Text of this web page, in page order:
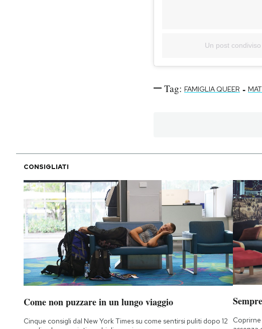
Un post
Tag: FAMIGLIA QUEER -
CONSIGLIATI
Come non puzzare in un lungo viaggio
Cinque consigli dal New York Times su come sentirsi puliti dopo 12